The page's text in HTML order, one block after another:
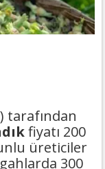
) tarafından
fiyatı 200
üreticiler
300